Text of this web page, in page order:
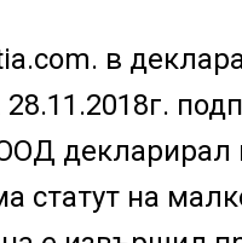
в
статут на